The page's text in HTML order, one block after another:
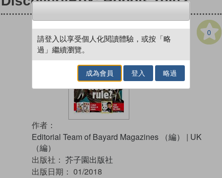
0
作者：
Editorial Team of Bayard Magazines （編）
| UK
（編）
出版社： 芥子園出版社
出版日期： 01/2018
請登入以享受個人化閱讀體驗，或按「略
過」繼續瀏覽。
成為會員 登入 略過